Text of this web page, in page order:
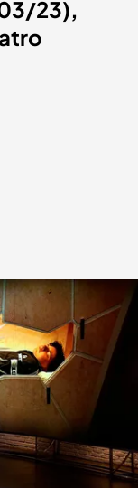
23),
de
marzo.
en la que